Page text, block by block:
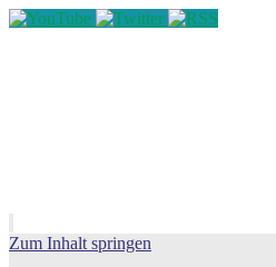
Zum Inhalt springen